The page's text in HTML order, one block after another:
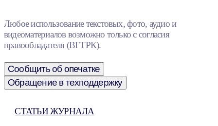
Любое использование текстовых, фото, аудио и
видеоматериалов возможно только с согласия
правообладателя (ВГТРК).
Сообщить об опечатке
Обращение в техподдержку
СТАТЬИ ЖУРНАЛА